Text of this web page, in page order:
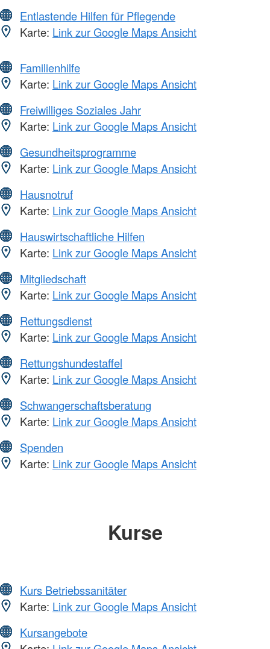
Entlastende Hilfen für Pflegende
Karte: Link zur Google Maps Ansicht
Familienhilfe
Karte: Link zur Google Maps Ansicht
Freiwilliges Soziales Jahr
Karte: Link zur Google Maps Ansicht
Gesundheitsprogramme
Karte: Link zur Google Maps Ansicht
Hausnotruf
Karte: Link zur Google Maps Ansicht
Hauswirtschaftliche Hilfen
Karte: Link zur Google Maps Ansicht
Mitgliedschaft
Karte: Link zur Google Maps Ansicht
Rettungsdienst
Karte: Link zur Google Maps Ansicht
Rettungshundestaffel
Karte: Link zur Google Maps Ansicht
Schwangerschaftsberatung
Karte: Link zur Google Maps Ansicht
Spenden
Karte: Link zur Google Maps Ansicht
Kurse
Kurs Betriebssanitäter
Karte: Link zur Google Maps Ansicht
Kursangebote